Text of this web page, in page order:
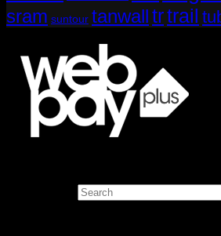
sram suntour tanwalltrtrail